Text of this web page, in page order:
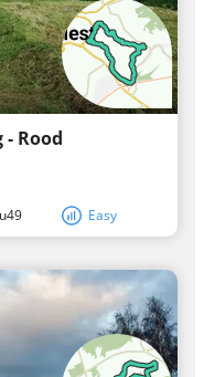
Rood
Easy